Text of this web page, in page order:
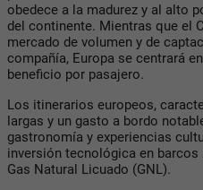
obedece a la madurez y al alto
del continente. Mientras que el
mercado de volumen y de
compañía, Europa se centrará
beneficio por pasajero.
Los itinerarios europeos,
largas y un gasto a bordo
gastronomía y experiencias
inversión tecnológica en
Gas Natural Licuado (GNL).